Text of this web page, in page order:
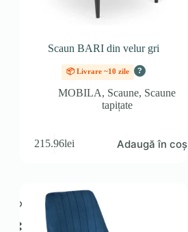
Scaun BARI din velur gri
📦 Livrare ~10 zile ?
MOBILA, Scaune, Scaune
tapițate
215.96lei Adaugă în coș